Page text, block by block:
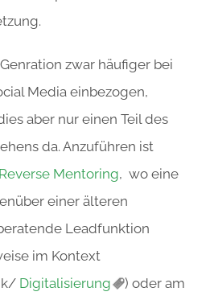
zwar häufiger bei
Media einbezogen,
aber nur einen Teil des
da. Anzuführen ist
Reverse Mentoring, wo eine
einer älteren
Leadfunktion
im Kontext
Digitalisierung
) oder am